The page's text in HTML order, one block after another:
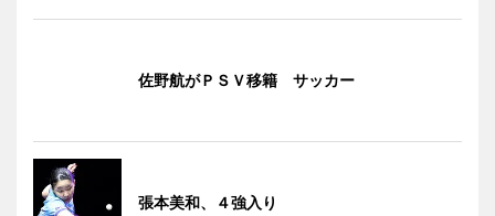
佐野航がＰＳＶ移籍 サッカー
張本美和、４強入り